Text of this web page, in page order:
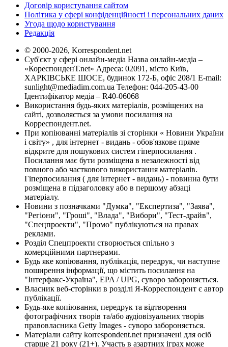
Договір користування сайтом
Політика у сфері конфіденційності і персональних даних
Угода щодо користування
Редакція
© 2000-2026, Korrespondent.net
Суб'єкт у сфері онлайн-медіа Назва онлайн-медіа –
«КореспонденТ.net» Адреса: 02091, місто Київ,
ХАРКІВСЬКЕ ШОСЕ, будинок 172-Б, офіс 208/1 E-mail:
sunlight@mediadim.com.ua Телефон: 044-205-43-00
Ідентифікатор медіа – R40-06068
Використання будь-яких матеріалів, розміщених на
сайті, дозволяється за умови посилання на
Корреспондент.net.
При копіюванні матеріалів зі сторінки « Новини України
і світу» , для інтернет - видань - обов'язкове пряме
відкрите для пошукових систем гіперпосилання .
Посилання має бути розміщена в незалежності від
повного або часткового використання матеріалів.
Гіперпосилання ( для інтернет - видань) - повинна бути
розміщена в підзаголовку або в першому абзаці
матеріалу.
Новини з позначками "Думка", "Експертиза", "Заява",
"Регіони", "Гроші", "Влада", "Вибори", "Тест-драйв",
"Спецпроекти", "Промо" публікуються на правах
реклами.
Розділ Спецпроекти створюється спільно з
комерційними партнерами.
Будь яке копіювання, публікація, передрук, чи наступне
поширення інформації, що містить посилання на
"Інтерфакс-Україна", EPA / UPG, суворо забороняється.
Власник веб-сторінки в розділі Я-Корреспондент є автор
публікації.
Будь-яке копіювання, передрук та відтворення
фотографічних творів та/або аудіовізуальних творів
правовласника Getty Images - суворо забороняється.
Матеріали сайту korrespondent.net призначені для осіб
старше 21 року (21+). Участь в азартних іграх може